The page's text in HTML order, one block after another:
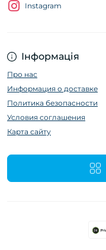
Інформація
Про нас
Информация о доставке
Политика безопасности
Условия соглашения
Карта сайту
Instagram